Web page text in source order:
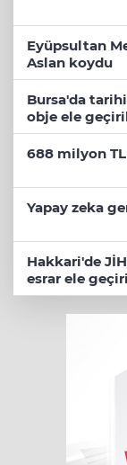
Eyüpsultan
Aslan koydu
Bursa'da
obje ele
688 milyon
Yapay zeka
Hakkari'de
esrar ele